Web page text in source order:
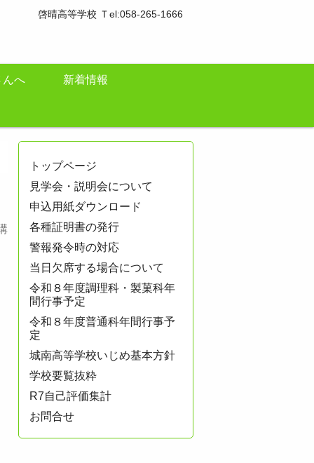
啓晴高等学校 Ｔel:058-265-1666
んへ 新着情報
トップページ
見学会・説明会について
申込用紙ダウンロード
各種証明書の発行
警報発令時の対応
当日欠席する場合について
令和８年度調理科・製菓科年
間行事予定
令和８年度普通科年間行事予
定
城南高等学校いじめ基本方針
学校要覧抜粋
R7自己評価集計
お問合せ